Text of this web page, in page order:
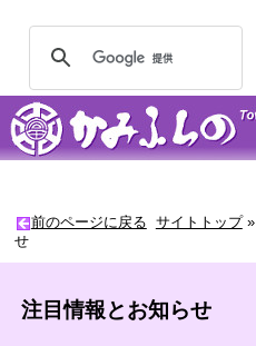
前のページに戻る サイトトップ»
せ
注目情報とお知らせ